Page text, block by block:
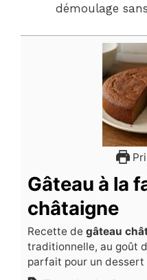
démoulage
Gâteau à la
châtaigne
Recette de gâteau
traditionnelle, au goût
parfait pour un dessert